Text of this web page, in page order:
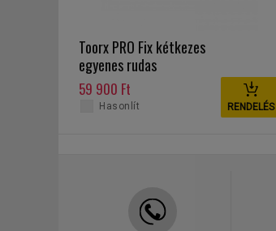
Toorx PRO Fix kétkezes
egyenes rudas
kézisúlyzó 30 kg
59 900 Ft
RENDELÉS
Hasonlít